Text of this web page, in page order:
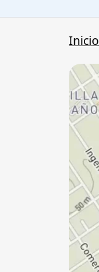
Inicio